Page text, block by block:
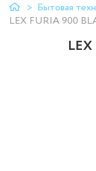
Бытовая
LEX FURIA 900